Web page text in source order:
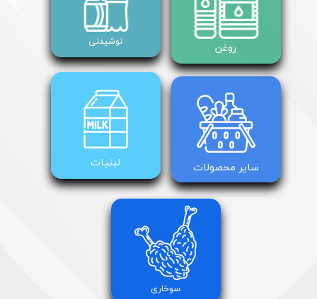
روغن نوشیدنی
لبنیات سایر محصولات
سوخاری